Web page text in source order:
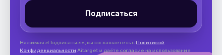
Нажимая «Подписаться», вы соглашаетесь с Политикой
Конфиденциальности Aitarget и даёте согласие на использование